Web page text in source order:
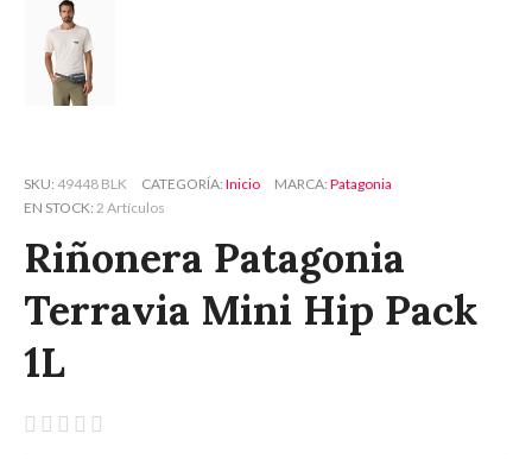
SKU 49448 BLK CATEGORÍA Inicio MARCA Patagonia
EN STOCK 2 Artículos
Riñonera Patagonia
Terravia Mini Hip Pack
1L
    